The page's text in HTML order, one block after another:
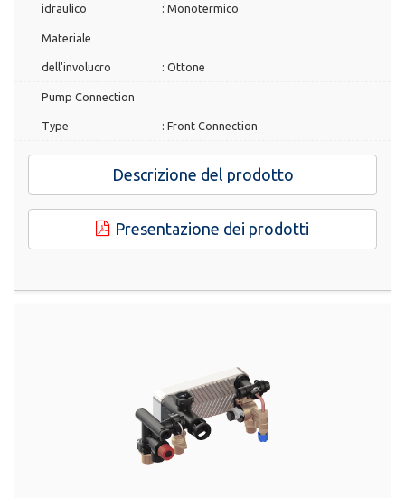
idraulico : Monotermico
Materiale
dell'involucro : Ottone
Pump Connection
Type : Front Connection
Descrizione del prodotto
Presentazione dei prodotti